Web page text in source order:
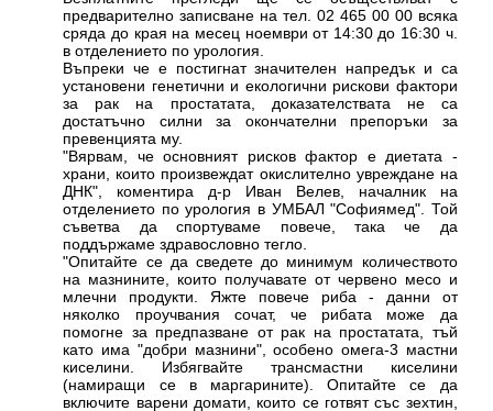
предварително записване на тел. 02 465 00 00 всяка
сряда до края на месец ноември от 14:30 до 16:30 ч.
в отделението по урология.
Въпреки че е постигнат значителен напредък и са
установени генетични и екологични рискови фактори
за рак на простатата, доказателствата не са
достатъчно силни за окончателни препоръки за
превенцията му.
"Вярвам, че основният рисков фактор е диетата -
храни, които произвеждат окислително увреждане на
ДНК", коментира д-р Иван Велев, началник на
отделението по урология в УМБАЛ "Софиямед". Той
съветва да спортуваме повече, така че да
поддържаме здравословно тегло.
"Опитайте се да сведете до минимум количеството
на мазнините, които получавате от червено месо и
млечни продукти. Яжте повече риба - данни от
няколко проучвания сочат, че рибата може да
помогне за предпазване от рак на простатата, тъй
като има "добри мазнини", особено омега-3 мастни
киселини. Избягвайте трансмастни киселини
(намиращи се в маргарините). Опитайте се да
включите варени домати, които се готвят със зехтин,